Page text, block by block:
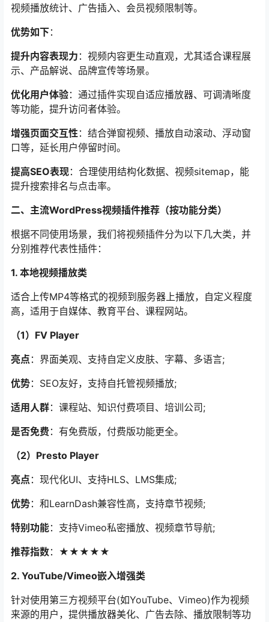
视频播放统计、广告插入、会员视频限制等。
优势如下：
提升内容表现力 ：视频内容更生动直观，尤其适合课程展
示、产品解说、品牌宣传等场景。
优化用户体验：通过插件实现自适应播放器、可调清晰度
等功能，提升访问者体验。
增强页面交互性：结合弹窗视频、播放自动滚动、浮动窗
口等，延长用户停留时间。
提高SEO表现：合理使用结构化数据、视频sitemap，能
提升搜索排名与点击率。
二、主流WordPress视频插件推荐（按功能分类）
根据不同使用场景，我们将视频插件分为以下几大类，并
分别推荐代表性插件：
1. 本地视频播放类
适合上传MP4等格式的视频到服务器上播放，自定义程度
高，适用于自媒体、教育平台、课程网站。
（1）FV Player
亮点 ：界面美观、支持自定义皮肤、字幕、多语言;
优势：SEO友好，支持自托管视频播放;
适用人群：课程站、知识付费项目、培训公司;
是否免费 ：有免费版，付费版功能更全。
（2）Presto Player
亮点 ：现代化UI、支持HLS、LMS集成;
优势：和LearnDash兼容性高，支持章节视频;
特别功能：支持Vimeo私密播放、视频章节导航;
推荐指数：★★★★★
2. YouTube/Vimeo嵌入增强类
针对使用第三方视频平台(如YouTube、Vimeo)作为视频
来源的用户，提供播放器美化、广告去除、播放限制等功